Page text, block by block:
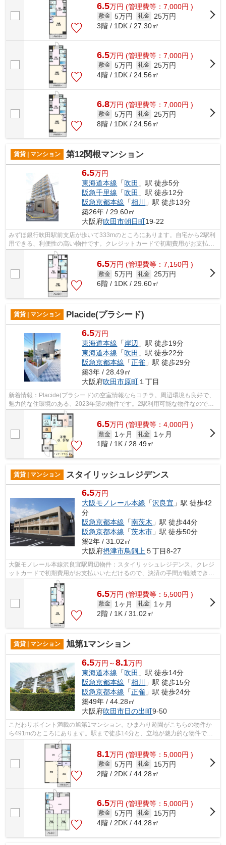
6.5万円 (管理費等：7,000円 )
敷金 5万円 礼金
25万円
3階 / 1DK / 27.30㎡
6.5万円 (管理費等：7,000円 )
敷金 5万円 礼金
25万円
4階 / 1DK / 24.56㎡
6.8万円 (管理費等：7,000円 )
敷金 5万円 礼金
25万円
8階 / 1DK / 24.56㎡
賃貸 | マンション 第12関根マンション
6.5万円
東海道本線 「吹田 」駅 徒歩5分
阪急千里線 「吹田 」駅 徒歩12分
阪急京都本線 「相川
」駅 徒歩13分
築26年 / 29.60㎡
大阪府吹田市朝日町19-22
みずほ銀行吹田駅前支店が歩いて333mのところにあります。自宅から2駅利
用できる、利便性の高い物件です。クレジットカードで初期費用がお支払い
いただけるので、決済の手間が軽減でき...
6.5万円 (管理費等：7,150円 )
敷金 5万円 礼金 25万円
6階 / 1DK / 29.60㎡
賃貸 | マンション Placide(プラシード)
6.5万円
東海道本線 「 岸辺 」駅 徒歩19分
東海道本線 「吹田 」駅 徒歩22分
阪急京都本線 「正雀 」駅 徒歩29分
築3年 / 28.49㎡
大阪府吹田市原町 １丁目
新着情報：Placide(プラシード)の空室情報ならコチラ。周辺環境も良好で、
魅力的な住環境のある、2023年築の物件です。2駅利用可能な物件なので交
通の利便性が良いのが魅力です。揺れ...
6.5万円 (管理費等：4,000円 )
敷金 1ヶ月 礼金
1ヶ月
1階 / 1K / 28.49㎡
賃貸 | マンション スタイリッシュレジデンス
6.5万円
大阪モノレール本線 「沢良宜 」駅 徒歩42
分
阪急京都本線 「南茨木 」駅 徒歩44分
阪急京都本線 「茨木市 」駅 徒歩50分
築2年 / 31.02㎡
大阪府摂津市鳥飼上５丁目8-27
大阪モノレール本線沢良宜駅周辺物件：スタイリッシュレジデンス。クレジ
ットカードで初期費用がお支払いいただけるので、決済の手間が軽減できま
す。最上階のマンションです。鉄骨造...
6.5万円 (管理費等：5,500円 )
敷金 1ヶ月 礼金
1ヶ月
2階 / 1K / 31.02㎡
賃貸 | マンション 旭第1マンション
6.5万円～8.1万円
東海道本線 「吹田 」駅 徒歩14分
阪急京都本線 「相川
」駅 徒歩15分
阪急京都本線 「正雀 」駅 徒歩24分
築49年 / 44.28㎡
大阪府吹田市日の出町9-50
こだわりポイント満載の旭第1マンション。ひまわり遊園がこちらの物件か
ら491mのところにあります。駅まで徒歩14分と、立地が魅力的な物件で
す。初期費用はカードで決済いただけます。...
8.1万円 (管理費等：5,000円 )
敷金 5万円 礼金
15万円
2階 / 2DK / 44.28㎡
6.5万円 (管理費等：5,000円 )
敷金 5万円 礼金
15万円
4階 / 2DK / 44.28㎡